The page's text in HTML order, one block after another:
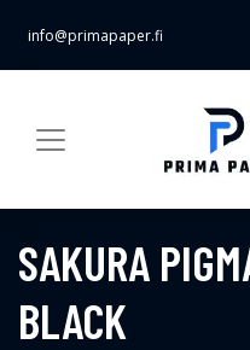
info@primapaper.fi
SAKURA
BLACK